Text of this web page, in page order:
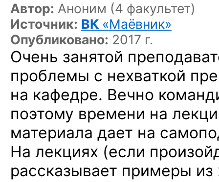
Автор: Аноним (4 факультет)
Источник: ВК «Маёвник»
Опубликовано: 2017 г.
Очень занятой
проблемы с нехваткой
на кафедре. Вечно
поэтому времени на
материала дает на
На лекциях (если
рассказывает примеры